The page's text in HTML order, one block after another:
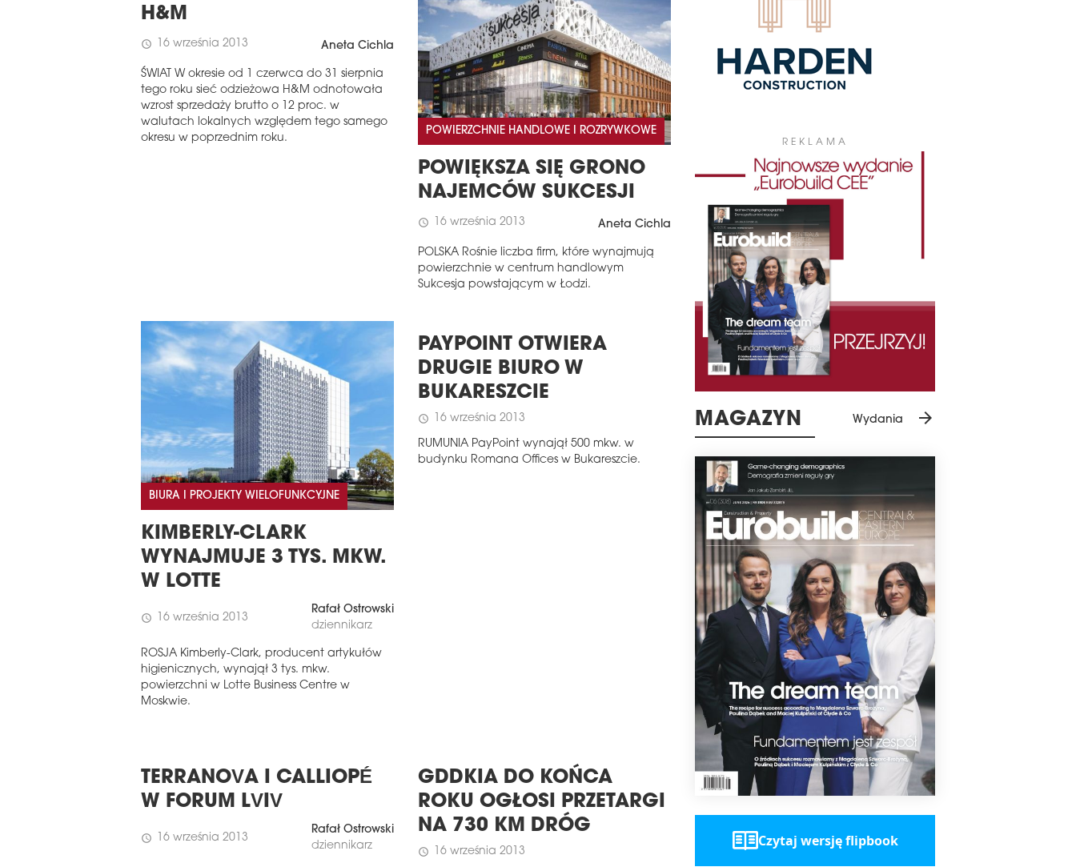
H&M
schedule 16 września 2013 Aneta Cichla
ŚWIAT W okresie od 1 czerwca do 31 sierpnia
tego roku sieć odzieżowa H&M odnotowała
wzrost sprzedaży brutto o 12 proc. w
walutach lokalnych względem tego samego
okresu w poprzednim roku.
POWIERZCHNIE HANDLOWE I ROZRYWKOWE
POWIĘKSZA SIĘ GRONO
NAJEMCÓW SUKCESJI
schedule 16 września 2013 Aneta Cichla
POLSKA Rośnie liczba firm, które wynajmują
powierzchnie w centrum handlowym
Sukcesja powstającym w Łodzi.
BIURA I PROJEKTY WIELOFUNKCYJNE
KIMBERLY-CLARK
WYNAJMUJE 3 TYS. MKW.
W LOTTE
schedule 16 września 2013
Rafał Ostrowski
dziennikarz
ROSJA Kimberly-Clark, producent artykułów
higienicznych, wynajął 3 tys. mkw.
powierzchni w Lotte Business Centre w
Moskwie.
PAYPOINT OTWIERA
DRUGIE BIURO W
BUKARESZCIE
schedule 16 września 2013
RUMUNIA PayPoint wynajął 500 mkw. w
budynku Romana Offices w Bukareszcie.
TERRANOVA I CALLIOPÉ
W FORUM LVIV
schedule 16 września 2013
Rafał Ostrowski
dziennikarz
GDDKIA DO KOŃCA
ROKU OGŁOSI PRZETARGI
NA 730 KM DRÓG
schedule 16 września 2013
REKLAMA
MAGAZYN Wydania arrow_forward
Czytaj wersję flipbook